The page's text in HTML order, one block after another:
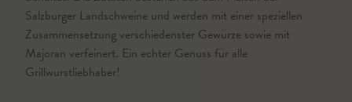
Salzburger Landschweine und werden mit einer speziellen
Zusammensetzung verschiedenster Gewürze sowie mit
Majoran verfeinert. Ein echter Genuss für alle
Grillwurstliebhaber!